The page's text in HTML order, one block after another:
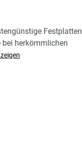
Festplatten
herkömmlichen